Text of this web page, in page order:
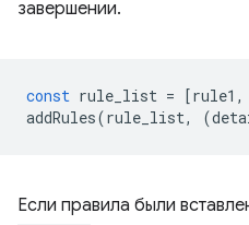
завершении.
const rule_list = [rule1 ,
addRules(rule_list, (
Если правила были